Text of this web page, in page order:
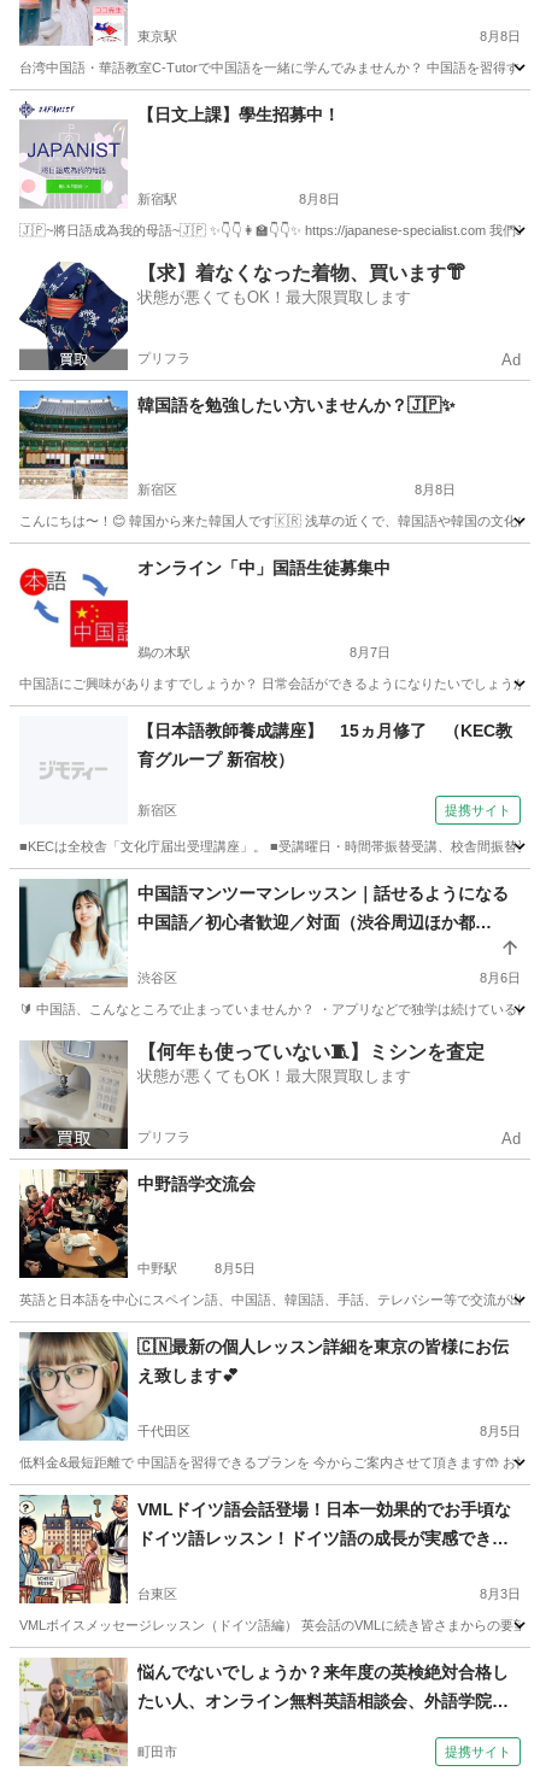
東京駅 8月8日
台湾中国語・華語教室C-Tutorで中国語を一緒に学んでみませんか？ 中国語を習得す
東京 東京駅 中国語 台湾
【日文上課】學生招募中！
新宿駅 8月8日
🇯🇵~將日語成為我的母語~🇯🇵 ✨👇👇👩‍🏫👇👇✨ https://japanese-specialist.com 我們
東京 新宿区 新宿駅 日本語 母語
【求】着なくなった着物、買います👘
状態が悪くてもOK！最大限買取します
プリフラ Ad
韓国語を勉強したい方いませんか？🇯🇵✨
新宿区 8月8日
こんにちは〜！😊 韓国から来た韓国人です🇰🇷 浅草の近くで、韓国語や韓国の文化に
韓国語 文化
オンライン「中」国語生徒募集中
鵜の木駅 8月7日
中国語にご興味がありますでしょうか？ 日常会話ができるようになりたいでしょう
鵜の木駅 中国語 オンライン
【日本語教師養成講座】 15ヵ月修了 （KEC教
育グループ 新宿校）
新宿区 提携サイト
■KECは全校舎「文化庁届出受理講座」。 ■受講曜日・時間帯振替受講、校舎間振替
東京 新宿区 その他
中国語マンツーマンレッスン｜話せるようになる
中国語／初心者歓迎／対面（渋谷周辺ほか都
渋谷区 8月6日
🔰 中国語、こんなところで止まっていませんか？ ・アプリなどで独学は続けている
東京 渋谷区 中国語 一対一
【何年も使っていない🧵】ミシンを査定
状態が悪くてもOK！最大限買取します
プリフラ Ad
中野語学交流会
中野駅 8月5日
英語と日本語を中心にスペイン語、中国語、韓国語、手話、テレパシー等で交流が出
東京 中野区 中野駅 その他
🇨🇳最新の個人レッスン詳細を東京の皆様にお伝
え致します💕
千代田区 8月5日
低料金&最短距離で 中国語を習得できるプランを 今からご案内させて頂きます🤲 お
東京 千代田区 中国語 レッスン
VMLドイツ語会話登場！日本一効果的でお手頃な
ドイツ語レッスン！ドイツ語の成長が実感できる
台東区 8月3日
VMLボイスメッセージレッスン（ドイツ語編） 英会話のVMLに続き皆さまからの要
東京 台東区 その他語学 常総市 その他語学
VML
悩んでないでしょうか？来年度の英検絶対合格し
たい人、オンライン無料英語相談会、外語学院イ
町田市 提携サイト